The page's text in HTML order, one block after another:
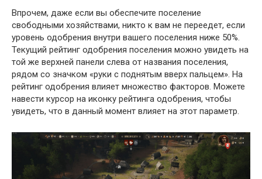
Впрочем, даже если вы обеспечите поселение
свободными хозяйствами, никто к вам не переедет, если
уровень одобрения внутри вашего поселения ниже 50%.
Текущий рейтинг одобрения поселения можно увидеть на
той же верхней панели слева от названия поселения,
рядом со значком «руки с поднятым вверх пальцем». На
рейтинг одобрения влияет множество факторов. Можете
навести курсор на иконку рейтинга одобрения, чтобы
увидеть, что в данный момент влияет на этот параметр.